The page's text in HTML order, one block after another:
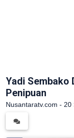
Yadi Sembako
Penipuan
Nusantaratv.com -